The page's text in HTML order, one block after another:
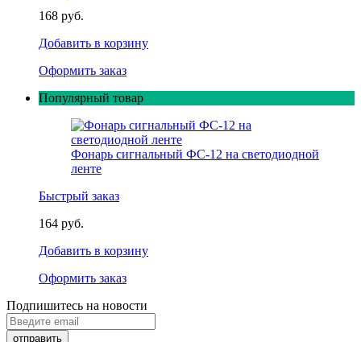
168 руб.
Добавить в корзину
Оформить заказ
Популярный товар
Фонарь сигнальный ФС-12 на светодиодной
ленте
Быстрый заказ
164 руб.
Добавить в корзину
Оформить заказ
Подпишитесь на новости